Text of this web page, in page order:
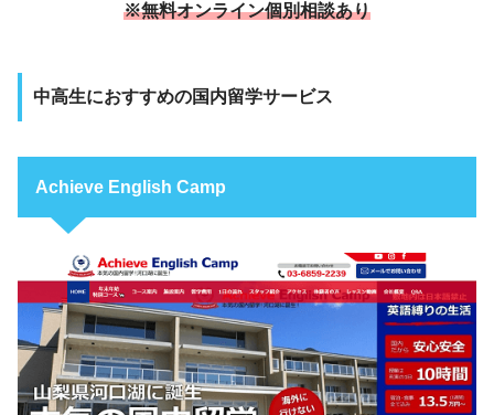
※無料オンライン個別相談あり
中高生におすすめの国内留学サービス
Achieve English Camp